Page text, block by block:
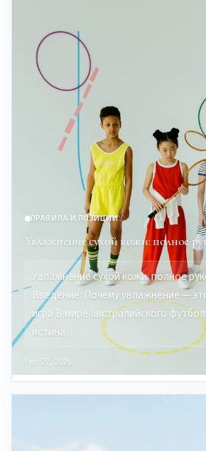
ПРАВИЛА И ПОЗИЦИИ
Увлажнение сухой кожи: полное
Увлажнение сухой кожи: полное
Введение: Почему увлажнение —
игра В мире австралийского
истина…
Feb 27, 2026